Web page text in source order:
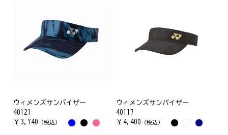
ウィメンズサンバイザー
40121
￥ 3,740 （税込）
ウィメンズサンバイザー
40117
￥ 4,400 （税込）